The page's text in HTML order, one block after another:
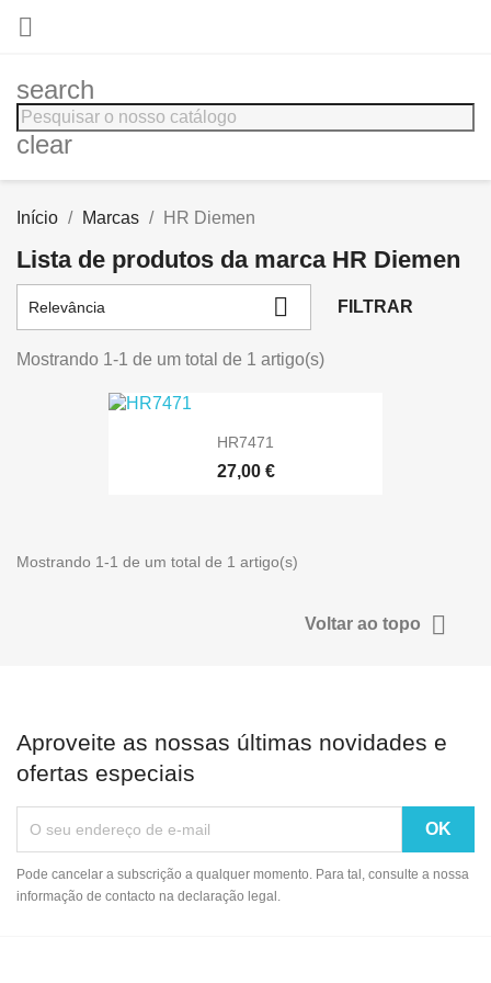

search
clear
Início Marcas HR Diemen
Lista de produtos da marca HR Diemen
Relevância  FILTRAR
Mostrando 1-1 de um total de 1 artigo(s)
HR7471
27,00 €
Mostrando 1-1 de um total de 1 artigo(s)
Voltar ao topo 
Aproveite as nossas últimas novidades e
ofertas especiais
Pode cancelar a subscrição a qualquer momento. Para tal, consulte a nossa
informação de contacto na declaração legal.